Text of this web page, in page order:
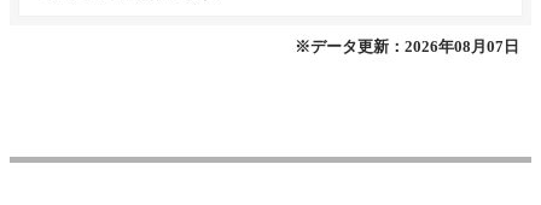
※データ更新：2026年08月07日